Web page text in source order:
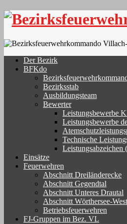
Skip
Der Bezirk
BFKdo
Bezirksstab
Ausbildungsteam
Bewerter
Leistungsbewerbe
Leistungsbewerbe
Technische
Leistungsabzeichen
Einsätze
Feuerwehren
Abschnitt Dreiländerecke
Abschnitt Gegendtal
Abschnitt Unteres Drautal
Abschnitt Wörthersee-West
Betriebsfeuerwehren
FJ-Gruppen im Bez. VL